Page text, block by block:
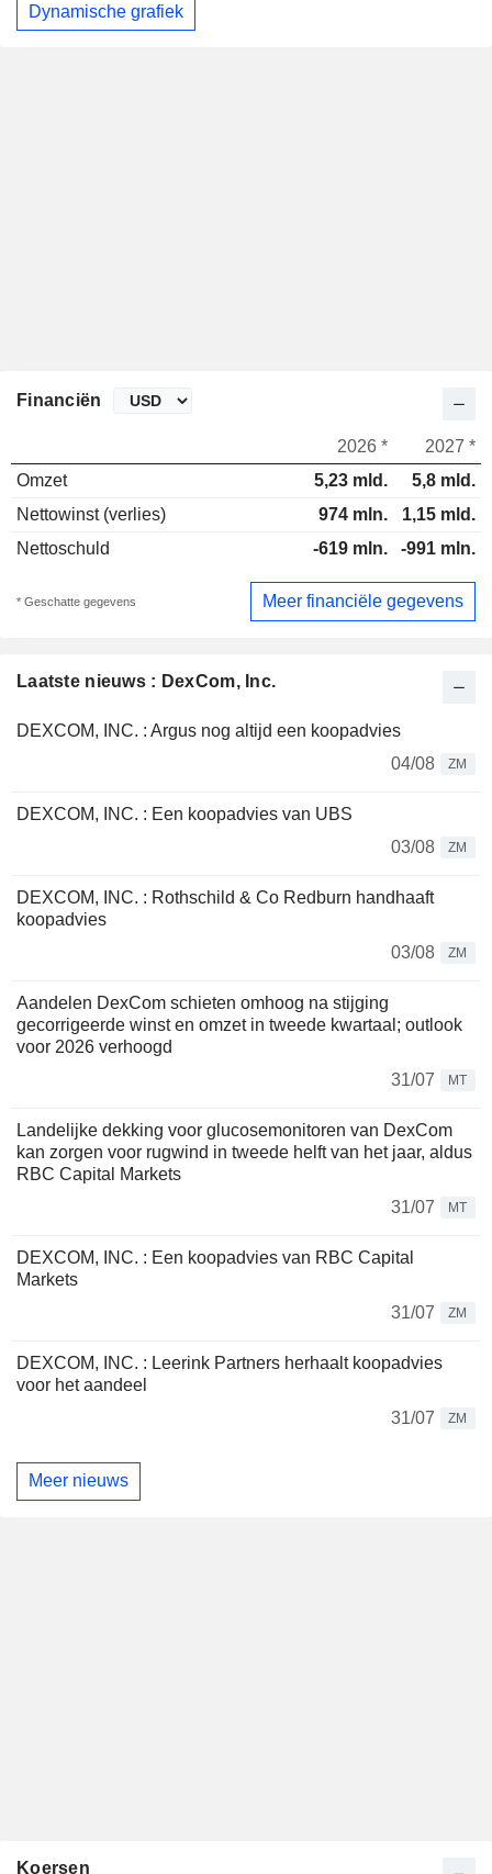
Dynamische grafiek
Laatste nieuws : DexCom, Inc.
DEXCOM, INC. : Argus nog altijd een koopadvies
04/08
ZM
DEXCOM, INC. : Een koopadvies van UBS
03/08
ZM
DEXCOM, INC. : Rothschild & Co Redburn handhaaft
koopadvies
03/08
ZM
Aandelen DexCom schieten omhoog na stijging
gecorrigeerde winst en omzet in tweede kwartaal; outlook
voor 2026 verhoogd
31/07
MT
Landelijke dekking voor glucosemonitoren van DexCom
kan zorgen voor rugwind in tweede helft van het jaar, aldus
RBC Capital Markets
31/07
MT
DEXCOM, INC. : Een koopadvies van RBC Capital
Markets
31/07
ZM
DEXCOM, INC. : Leerink Partners herhaalt koopadvies
voor het aandeel
31/07
ZM
Meer nieuws
Financiën
2026 *
2027 *
Omzet
5,23 mld.
5,8 mld.
Nettowinst (verlies)
974 mln.
1,15 mld.
Nettoschuld
-619 mln. -991 mln.
* Geschatte gegevens Meer financiële gegevens
Koersen